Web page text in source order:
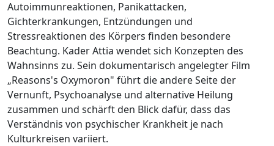
Autoimmunreaktionen, Panikattacken,
Gichterkrankungen, Entzündungen und
Stressreaktionen des Körpers finden besondere
Beachtung. Kader Attia wendet sich Konzepten des
Wahnsinns zu. Sein dokumentarisch angelegter Film
„Reasons's Oxymoron" führt die andere Seite der
Vernunft, Psychoanalyse und alternative Heilung
zusammen und schärft den Blick dafür, dass das
Verständnis von psychischer Krankheit je nach
Kulturkreisen variiert.